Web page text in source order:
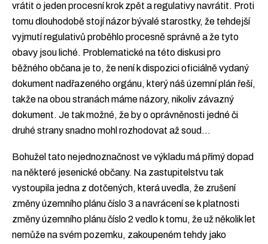
vrátit o jeden procesní krok zpět a regulativy navrátit. Proti
tomu dlouhodobě stojí názor bývalé starostky, že tehdejší
vyjmutí regulativů proběhlo procesně správně a že tyto
obavy jsou liché. Problematické na této diskusi pro
běžného občana je to, že není k dispozici oficiálně vydaný
dokument nadřazeného orgánu, který náš územní plán řeší,
takže na obou stranách máme názory, nikoliv závazný
dokument. Je tak možné, že by o oprávněnosti jedné či
druhé strany snadno mohl rozhodovat až soud…
Bohužel tato nejednoznačnost ve výkladu má přímý dopad
na některé jesenické občany. Na zastupitelstvu tak
vystoupila jedna z dotčených, která uvedla, že zrušení
změny územního plánu číslo 3 a navrácení se k platnosti
změny územního plánu číslo 2 vedlo k tomu, že už několik let
nemůže na svém pozemku, zakoupeném tehdy jako